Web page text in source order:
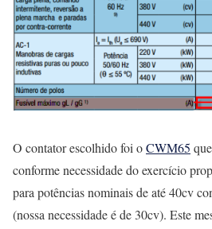
O contator escolhido foi oCWM65
conforme necessidade do exercício
para potências nominais de até 40cv
(nossa necessidade é de 30cv). Este